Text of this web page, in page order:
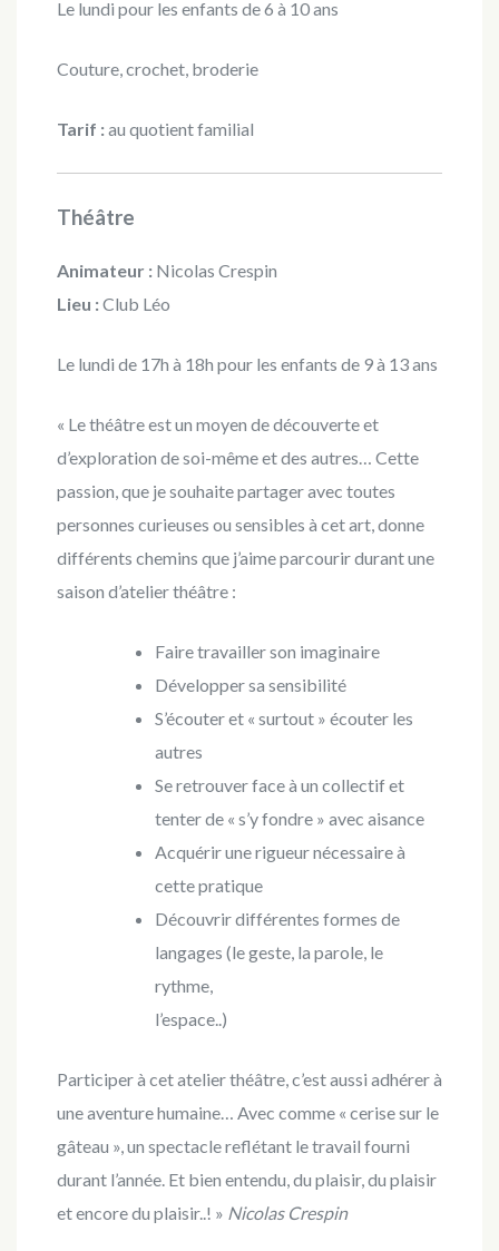
Le lundi pour les enfants de 6 à 10 ans
Couture, crochet, broderie
Tarif :au quotient familial
Théâtre
Animateur : Nicolas Crespin
Lieu :Club Léo
Le lundi de 17h à 18h pour les enfants de 9 à 13 ans
« Le théâtre est un moyen de découverte et
d’exploration de soi-même et des autres… Cette
passion, que je souhaite partager avec toutes
personnes curieuses ou sensibles à cet art, donne
différents chemins que j’aime parcourir durant une
saison d’atelier théâtre :
Faire travailler son imaginaire
Développer sa sensibilité
S’écouter et « surtout » écouter les
autres
Se retrouver face à un collectif et
tenter de « s’y fondre » avec aisance
Acquérir une rigueur nécessaire à
cette pratique
Découvrir différentes formes de
langages (le geste, la parole, le
rythme,
l’espace..)
Participer à cet atelier théâtre, c’est aussi adhérer à
une aventure humaine… Avec comme « cerise sur le
gâteau », un spectacle reflétant le travail fourni
durant l’année. Et bien entendu, du plaisir, du plaisir
et encore du plaisir..! » Nicolas Crespin